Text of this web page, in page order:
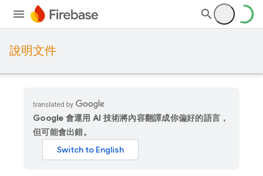
說明文件
Google 會運用 AI 技術將內容翻譯成你偏好的語言，
但可能會出錯。